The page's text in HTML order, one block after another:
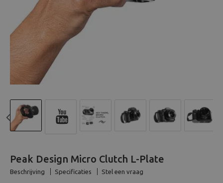
Statieven
Beeld en bewerking
Analoog
Previous
Peak Design Micro Clutch L-Plate
Beschrijving Specificaties Stel een vraag